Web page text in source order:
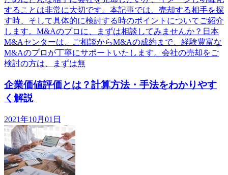
することは非常に大切です。本記事では、売却する相手を探
す時、そして具体的に検討する時のポイントについてご紹介
します。M&Aのプロに、まずは相談してみませんか？日本
M&Aセンターは、ご相談からM&Aの成約まで、経験豊富な
M&Aのプロが丁寧にサポートいたします。会社の売却をご
検討の方は、まずは無
企業価値評価とは？計算方法・手法をわかりやす
く解説
2021年10月01日